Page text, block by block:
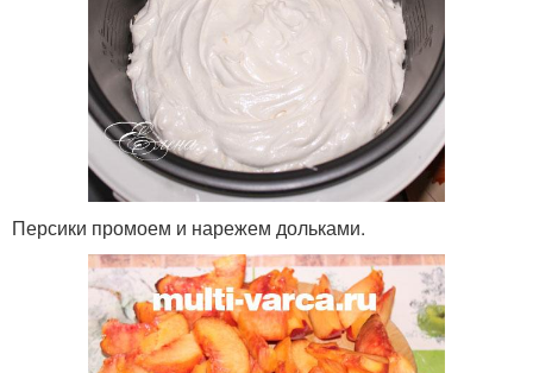
Персики промоем и нарежем дольками.